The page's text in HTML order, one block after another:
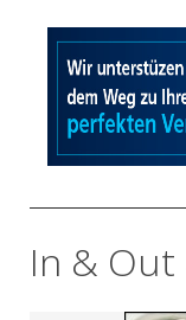
In & Out